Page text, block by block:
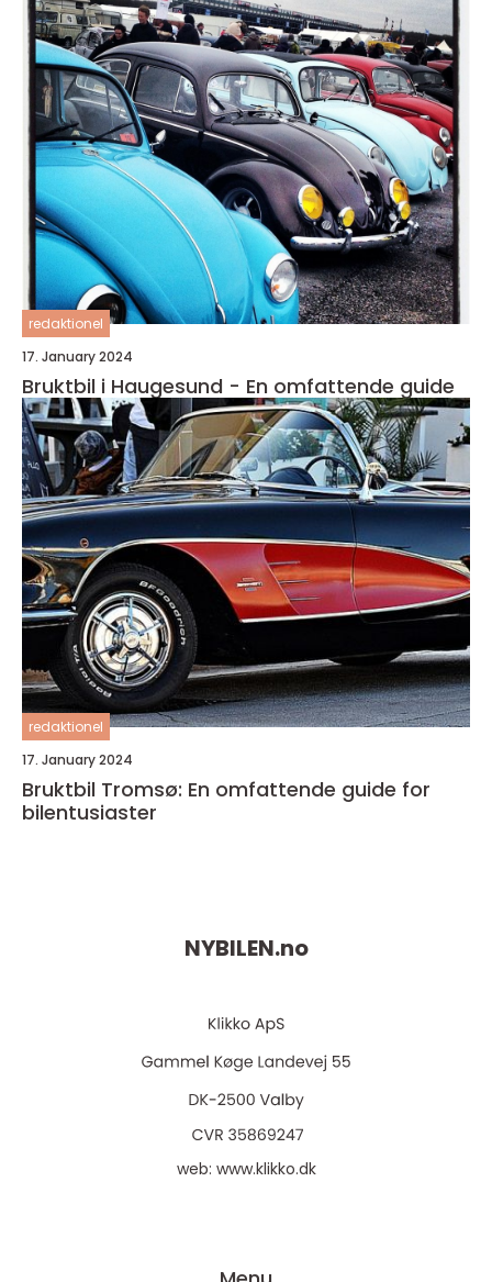
redaktionel
17. January 2024
Bruktbil i Haugesund - En omfattende guide
redaktionel
17. January 2024
Bruktbil Tromsø: En omfattende guide for
bilentusiaster
NYBILEN.no
web: www.klikko.dk